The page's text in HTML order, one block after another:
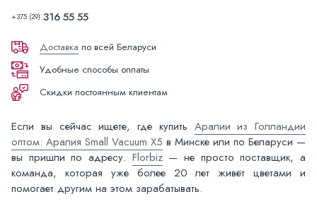
+375 (29) 316 55 55
Доставка по всей Беларуси
Удобные способы оплаты
Скидки постоянным клиентам
Если вы сейчас ищете, где купить Аралии из Голландии
оптом: Аралия Small Vacuum X5 в Минске или по Беларуси —
вы пришли по адресу. Florbiz— не просто поставщик, а
команда, которая уже более 20 лет живёт цветами и
помогает другим на этом зарабатывать.